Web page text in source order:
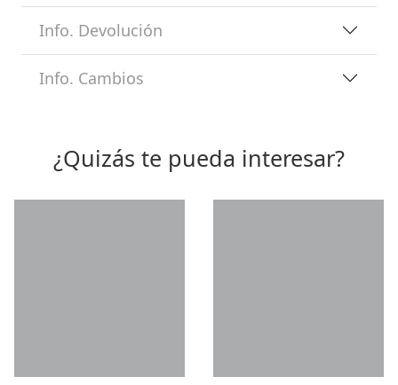
Info. Devolución
Info. Cambios
¿Quizás te pueda interesar?